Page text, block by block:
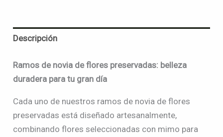
Descripción
Ramos de novia de flores preservadas: belleza
duradera para tu gran día
Cada uno de nuestros ramos de novia de flores
preservadas está diseñado artesanalmente,
combinando flores seleccionadas con mimo para